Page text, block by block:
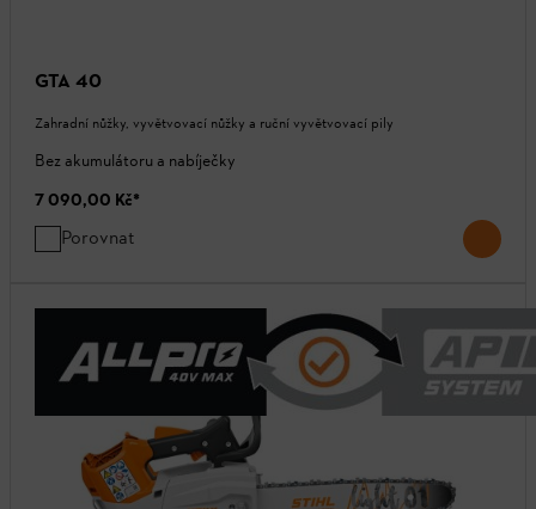
GTA 40
Zahradní nůžky, vyvětvovací nůžky a ruční vyvětvovací pily
Bez akumulátoru a nabíječky
7 090,00 Kč*
Porovnat